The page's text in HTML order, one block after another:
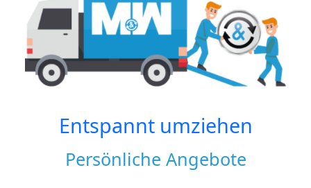
Entspannt umziehen
Persönliche Angebote